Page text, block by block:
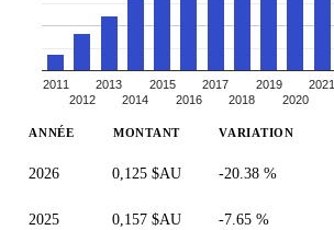
2011
2012
2013
2014
2015
2016
2017
2018
2019
2020
2021
ANNÉE MONTANT VARIATION
2026 0,125 $AU -20.38 %
2025 0,157 $AU -7.65 %